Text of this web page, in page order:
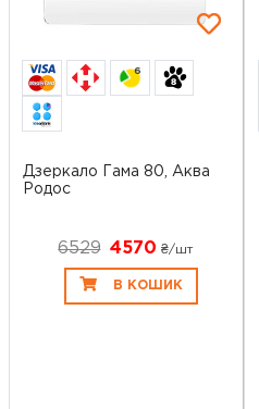
6
Дзеркало Гама 80, Аква
Родос
6529 4570₴/шт
В КОШИК